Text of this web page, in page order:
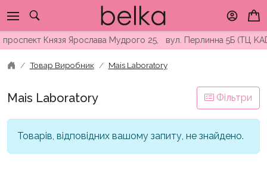
to
contentКнязя Ярослава Мудрого 25, вул. Перлинна 5Б (ТЦ
Товар Виробник Mais Laboratory
Mais Laboratory Фільтри
Товарів, відповідних вашому запиту, не знайдено.